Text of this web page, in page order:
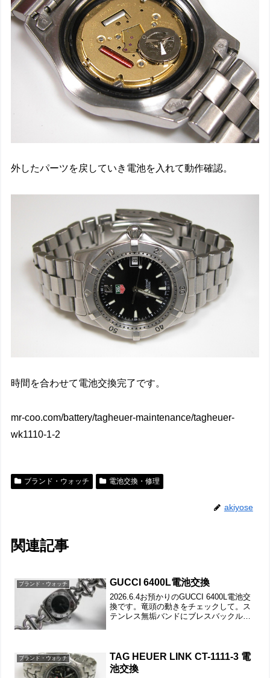
外したパーツを戻していき電池を入れて動作確認。
時間を合わせて電池交換完了です。
mr-coo.com/battery/tagheuer-maintenance/tagheuer-
wk1110-1-2
ブランド・ウォッチ 電池交換・修理
akiyose
関連記事
ブランド・ウォッチ GUCCI 6400L電池交換
2026.6.4お預かりのGUCCI 6400L電池交
換です。竜頭の動きをチェックして。ス
テンレス無垢バンドにブレスバックル。
りま...
ブランド・ウォッチ
TAG HEUER LINK CT-1111-3 電
池交換